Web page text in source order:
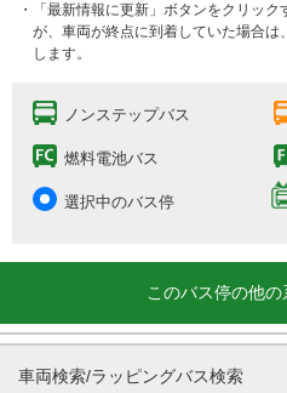
・「最新情報に更新」ボタンをクリッ
が、車両が終点に到着していた場合
します。
ノンステップバス
燃料電池バス
選択中のバス停
このバス停の他の
車両検索/ラッピングバス検索